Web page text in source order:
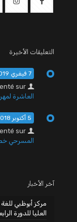
التعليقات الأخيرة
7 فيفري 2019
sur
العاشرة لمهرجان
5 أكتوبر 2018
sur
المسرحي
آخر الأخبار
مركز أبوظبي
العليا للدورة